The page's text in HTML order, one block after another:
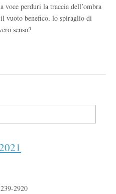
voce perduri la traccia dell’ombra
vuoto benefico, lo spiraglio di
senso?
2920